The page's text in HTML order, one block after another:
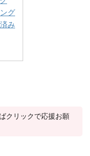
グ
み
クリックで応援お願